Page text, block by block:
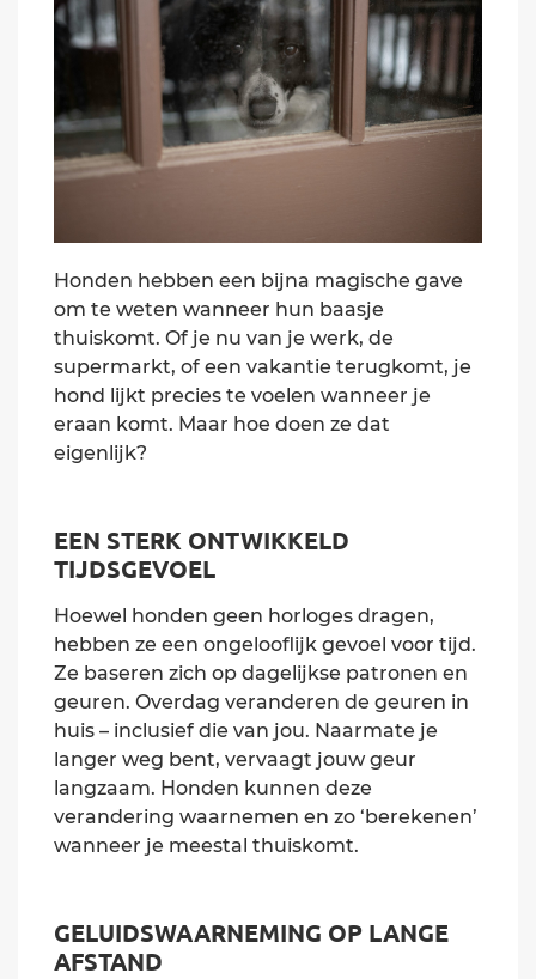
Honden hebben een bijna magische gave
om te weten wanneer hun baasje
thuiskomt. Of je nu van je werk, de
supermarkt, of een vakantie terugkomt, je
hond lijkt precies te voelen wanneer je
eraan komt. Maar hoe doen ze dat
eigenlijk?
EEN STERK ONTWIKKELD
TIJDSGEVOEL
Hoewel honden geen horloges dragen,
hebben ze een ongelooflijk gevoel voor tijd.
Ze baseren zich op dagelijkse patronen en
geuren. Overdag veranderen de geuren in
huis – inclusief die van jou. Naarmate je
langer weg bent, vervaagt jouw geur
langzaam. Honden kunnen deze
verandering waarnemen en zo ‘berekenen’
wanneer je meestal thuiskomt.
GELUIDSWAARNEMING OP LANGE
AFSTAND